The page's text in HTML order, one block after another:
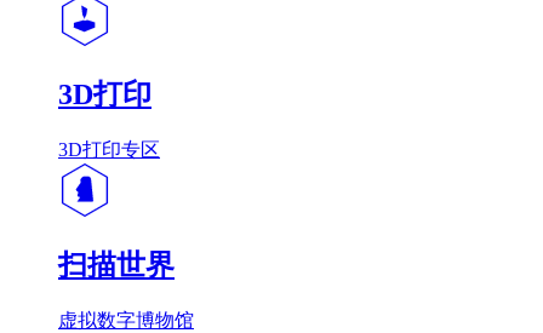
3D打印
3D打印专区
扫描世界
虚拟数字博物馆